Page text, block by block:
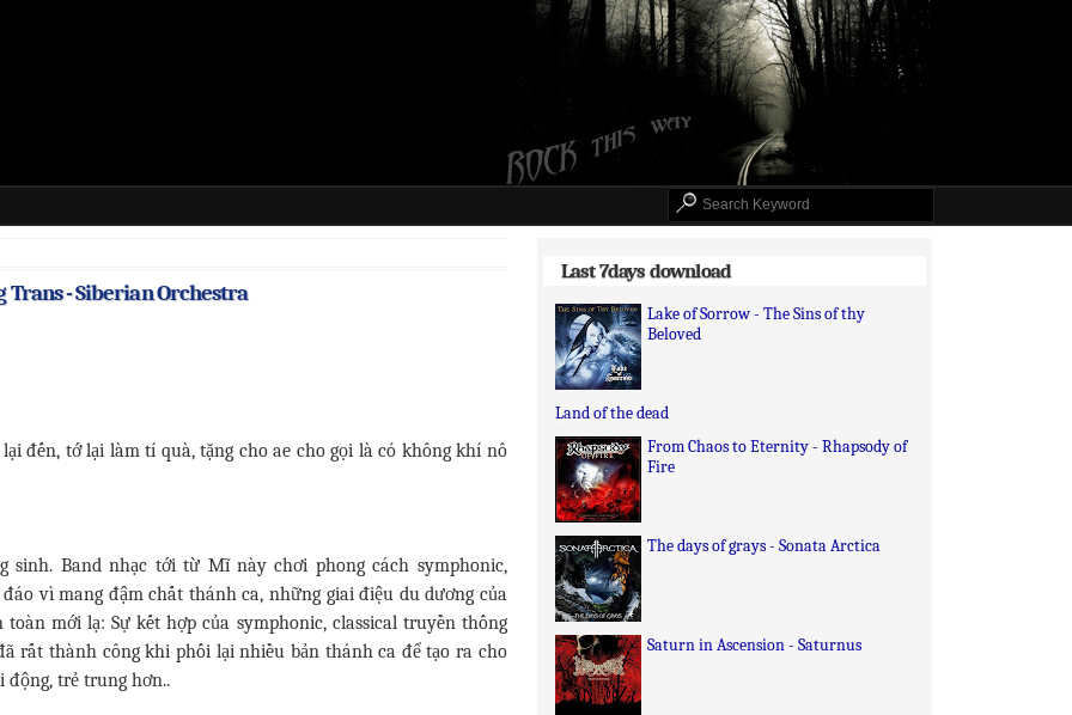
Trans - Siberian Orchestra
đến, tớ lại làm tí quà, tặng cho ae cho gọi là có không khí nô
sinh. Band nhạc tới từ Mĩ này chơi phong cách symphonic,
vì mang đậm chất thánh ca, những giai điệu du dương của
mới lạ: Sự kết hợp của symphonic, classical truyền thống
rất thành công khi phối lại nhiều bản thánh ca để tạo ra cho
động, trẻ trung hơn..
Last 7days download
Lake of Sorrow - The Sins of thy
Beloved
Land of the dead
From Chaos to Eternity - Rhapsody of
Fire
The days of grays - Sonata Arctica
Saturn in Ascension - Saturnus